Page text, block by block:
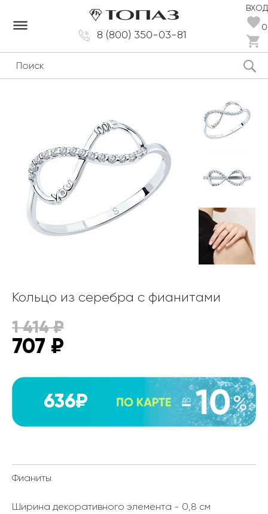
8 (800) 350-03-81
ВХОД
0
dehaze
Кольцо из серебра с фианитами
1 414₽
707 ₽
636₽
Фианиты
Ширина декоративного элемента - 0,8 см